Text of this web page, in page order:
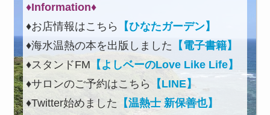
♦Information♦︎
♦お店情報はこちら
【ひなたガーデン】
♦海水温熱の本を出版しました 【電子書籍】
♦スタンドFM 【よしベーのLove Like Life】
♦サロンのご予約はこちら
【LINE】
♦Twitter始めました 【温熱士 新保善也】